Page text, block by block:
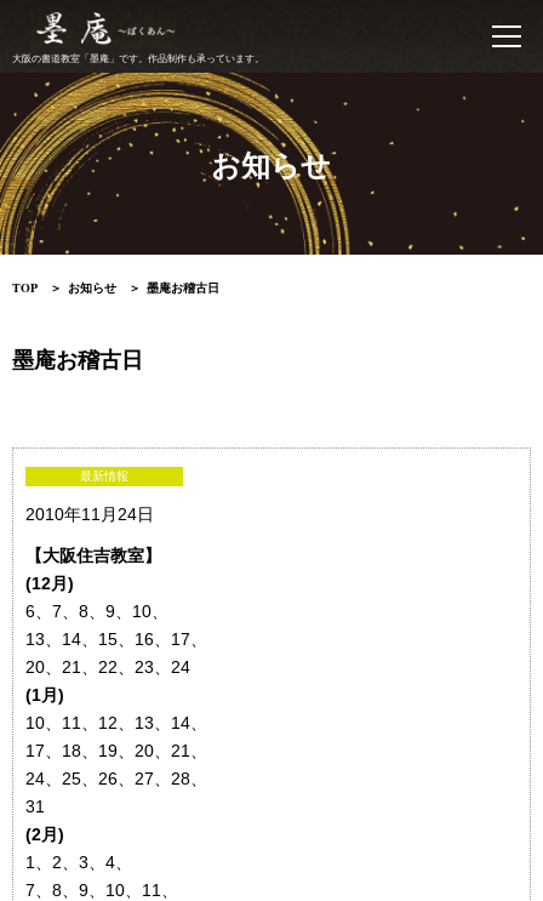
大阪の書道教室「墨庵」です。作品制作も承っています。
お知らせ
TOP お知らせ 墨庵お稽古日
墨庵お稽古日
最新情報
2010年11月24日
【大阪住吉教室】
(12月)
6、7、8、9、10、
13、14、15、16、17、
20、21、22、23、24
(1月)
10、11、12、13、14、
17、18、19、20、21、
24、25、26、27、28、
31
(2月)
1、2、3、4、
7、8、9、10、11、